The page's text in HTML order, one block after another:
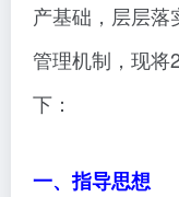
产基础，层层落
管理机制，现将
下：
一、指导思想